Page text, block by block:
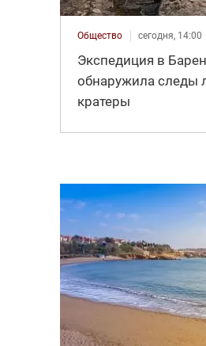
Общество сегодня, 14:00
Экспедиция в
обнаружила следы
кратеры